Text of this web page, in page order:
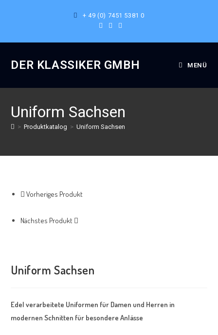
+ 49 (0) 7451 5381 0
DER KLASSIKER GMBH MENÜ
Uniform Sachsen
> Produktkatalog > Uniform Sachsen
Vorheriges Produkt
Nächstes Produkt
Uniform Sachsen
Edel verarbeitete Uniformen für Damen und Herren in
modernen Schnitten für besondere Anlässe